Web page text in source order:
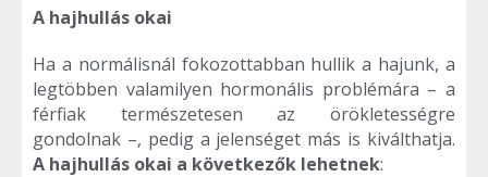
A hajhullás okai
Ha a normálisnál fokozottabban hullik a hajunk, a
legtöbben valamilyen hormonális problémára – a
férfiak természetesen az örökletességre
gondolnak –, pedig a jelenséget más is kiválthatja.
A hajhullás okai a következők lehetnek: